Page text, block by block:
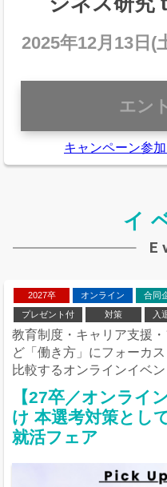
2025年12月13日(
エン
キャンペーン参
イ
2027卒 オンライン 合同
プレゼント付
対策 入
教育制度・キャリア支援
ど「働き方」にフォーカ
比較するオンラインイベン
【27卒／オンライ
け 本選考対策とし
就活フェア